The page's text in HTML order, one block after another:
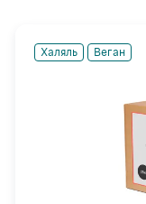
Халяль Веган